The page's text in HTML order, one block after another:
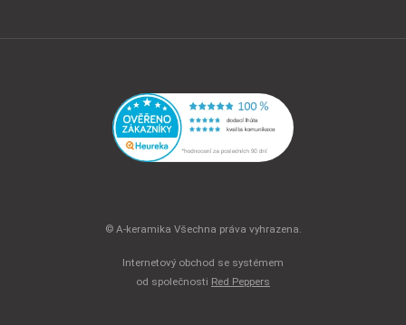
© A-keramika Všechna práva vyhrazena.
Internetový obchod se systémem
od společnosti Red Peppers